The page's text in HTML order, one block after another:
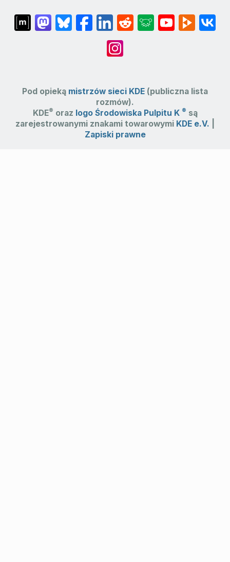
Pod opieką mistrzów sieci KDE (publiczna lista
rozmów).
KDE® oraz logo Środowiska Pulpitu K ® są
zarejestrowanymi znakami towarowymi KDE e.V.
Zapiski prawne